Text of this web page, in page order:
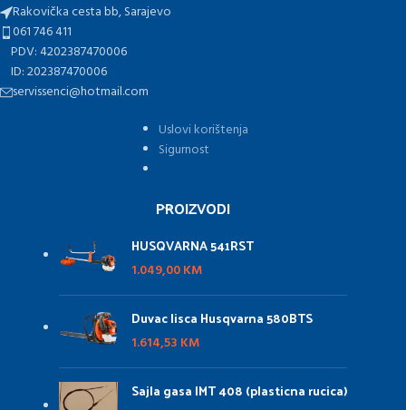
Rakovička cesta bb, Sarajevo
061 746 411
PDV: 4202387470006
ID: 202387470006
servissenci@hotmail.com
Uslovi korištenja
Sigurnost
PROIZVODI
HUSQVARNA 541RST
1.049,00KM
Duvac lisca Husqvarna 580BTS
1.614,53 KM
Sajla gasa IMT 408 (plasticna rucica)